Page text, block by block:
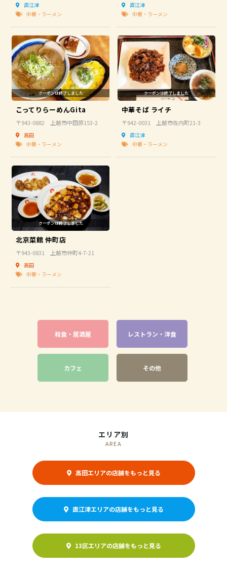
直江津
中華・ラーメン
直江津
中華・ラーメン
こってりらーめんGita
〒943-0882 上越市中田原153-2
高田
中華・ラーメン
中華そば ライチ
〒942-0031 上越市佐内町21-3
直江津
中華・ラーメン
北京菜館 仲町店
〒943-0831 上越市仲町4-7-21
高田
中華・ラーメン
和食・居酒屋 レストラン・洋食
カフェ その他
エリア別
AREA
高田エリアの店舗をもっと見る
直江津エリアの店舗をもっと見る
13区エリアの店舗をもっと見る